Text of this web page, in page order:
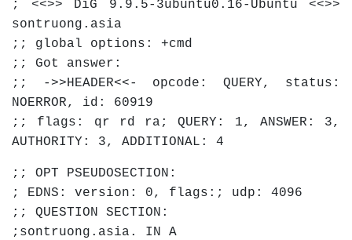
; <<>> DiG 9.9.5-3ubuntu0.16-Ubuntu <<>>
sontruong.asia
;; global options: +cmd
;; Got answer:
;; ->>HEADER<<- opcode: QUERY, status:
NOERROR, id: 60919
;; flags: qr rd ra; QUERY: 1, ANSWER: 3,
AUTHORITY: 3, ADDITIONAL: 4
;; OPT PSEUDOSECTION:
; EDNS: version: 0, flags:; udp: 4096
;; QUESTION SECTION:
;sontruong.asia. IN A